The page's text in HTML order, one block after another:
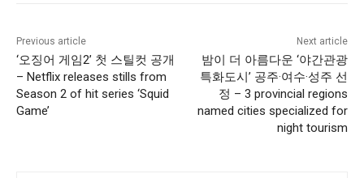
Previous article
‘오징어 게임2’ 첫 스틸컷 공개
– Netflix releases stills from
Season 2 of hit series ‘Squid
Game’
Next article
밤이 더 아름다운 ‘야간관광
특화도시’ 공주·여수·성주 선
정 – 3 provincial regions
named cities specialized for
night tourism